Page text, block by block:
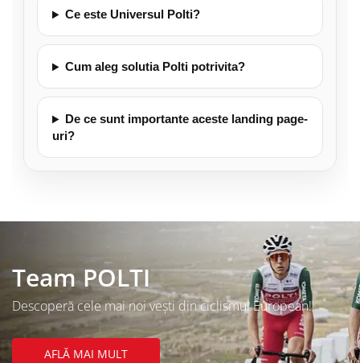
Ce este Universul Polti?
Cum aleg solutia Polti potrivita?
De ce sunt importante aceste landing page-
uri?
Team POLTI
Descoperă cele mai noi vești din ciclismul European!
AFLĂ MAI MULT